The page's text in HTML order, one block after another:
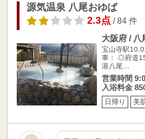
源気温泉 八尾おゆば
2.3点/ 84 件
大阪府 / 八
宝山寺駅
車： ◎府道
港八尾…
営業時間
入浴料金
日帰り 美